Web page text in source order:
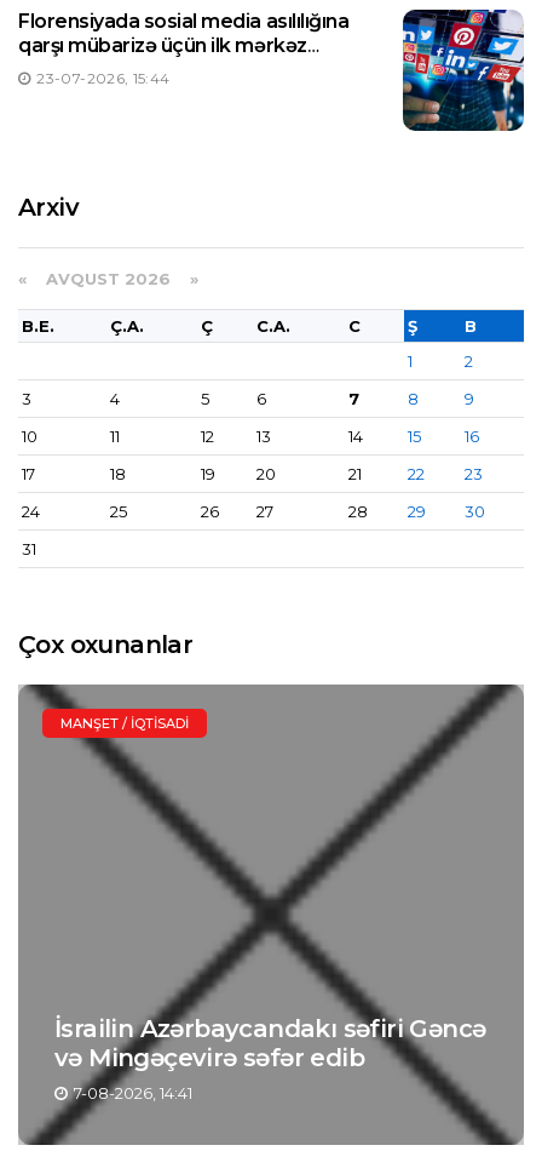
Florensiyada sosial media asılılığına
qarşı mübarizə üçün ilk mərkəz
yaradılıb
23-07-2026, 15:44
Arxiv
« AVQUST 2026 »
B.E. Ç.A. Ç C.A. C Ş
B
1
2
3
4 5 6 7 8
9
10
11 12 13 14 15
16
17
18 19 20 21 22
23
24
25 26 27 28 29
30
31
Çox oxunanlar
MANŞET / İQTISADI
İsrailin Azərbaycandakı səfiri Gəncə
və Mingəçevirə səfər edib
7-08-2026, 14:41